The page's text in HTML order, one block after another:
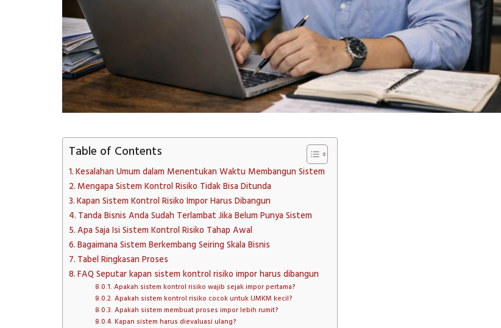
Table of Contents
Kesalahan Umum dalam Menentukan Waktu Membangun Sistem
Mengapa Sistem Kontrol Risiko Tidak Bisa Ditunda
Kapan Sistem Kontrol Risiko Impor Harus Dibangun
Tanda Bisnis Anda Sudah Terlambat Jika Belum Punya Sistem
Apa Saja Isi Sistem Kontrol Risiko Tahap Awal
Bagaimana Sistem Berkembang Seiring Skala Bisnis
Tabel Ringkasan Proses
FAQ Seputar kapan sistem kontrol risiko impor harus dibangun
Apakah sistem kontrol risiko wajib sejak impor pertama?
Apakah sistem kontrol risiko cocok untuk UMKM kecil?
Apakah sistem membuat proses impor lebih rumit?
Kapan sistem harus dievaluasi ulang?